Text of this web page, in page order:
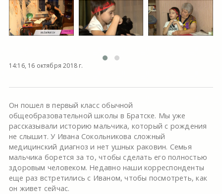
14:16, 16 октября 2018 г.
Он пошел в первый класс обычной
общеобразовательной школы в Братске. Мы уже
рассказывали историю мальчика, который с рождения
не слышит. У Ивана Сокольникова сложный
медицинский диагноз и нет ушных раковин. Семья
мальчика борется за то, чтобы сделать его полностью
здоровым человеком. Недавно наши корреспонденты
еще раз встретились с Иваном, чтобы посмотреть, как
он живет сейчас.